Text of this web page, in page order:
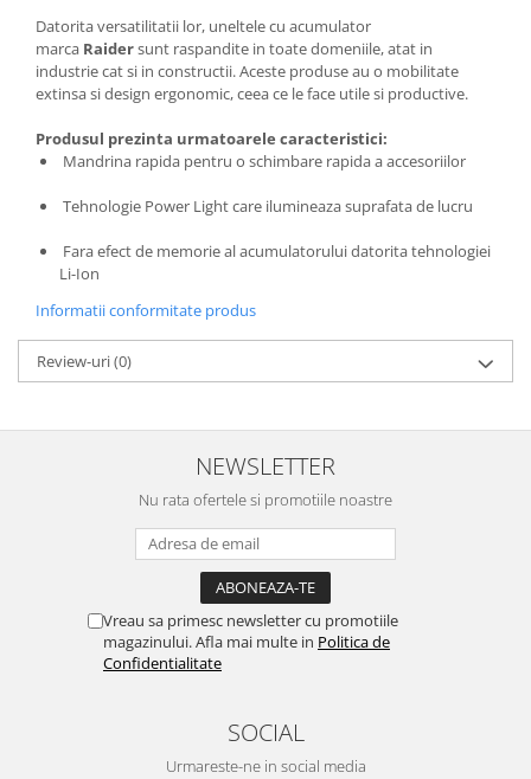
Datorita versatilitatii lor, uneltele cu acumulator
marca Raidersunt raspandite in toate domeniile, atat in
industrie cat si in constructii. Aceste produse au o mobilitate
extinsa si design ergonomic, ceea ce le face utile si productive.
Produsul prezinta urmatoarele caracteristici:
Mandrina rapida pentru o schimbare rapida a accesoriilor
Tehnologie Power Light care ilumineaza suprafata de lucru
Fara efect de memorie al acumulatorului datorita tehnologiei
Li-Ion
Informatii conformitate produs
Review-uri(0)
NEWSLETTER
Nu rata ofertele si promotiile noastre
Vreau sa primesc newsletter cu promotiile
magazinului. Afla mai multe in Politica de
Confidentialitate
SOCIAL
Urmareste-ne in social media